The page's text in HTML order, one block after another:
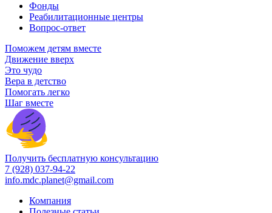
Фонды
Реабилитационные центры
Вопрос-ответ
Поможем детям вместе
Движение вверх
Это чудо
Вера в детство
Помогать легко
Шаг вместе
Получить бесплатную консультацию
7 (928) 037-94-22
info.mdc.planet@gmail.com
Компания